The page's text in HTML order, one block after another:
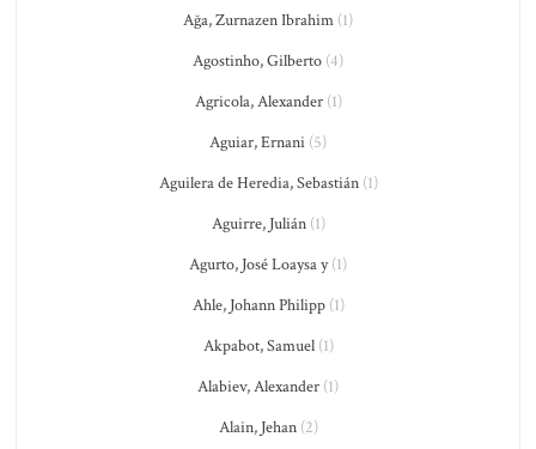
Ağa, Zurnazen Ibrahim (1)
Agostinho, Gilberto (4)
Agricola, Alexander(1)
Aguiar, Ernani (5)
Aguilera de Heredia, Sebastián(1)
Aguirre, Julián(1)
Agurto, José Loaysa y(1)
Ahle, Johann Philipp(1)
Akpabot, Samuel(1)
Alabiev, Alexander (1)
Alain, Jehan(2)